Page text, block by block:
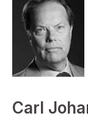
Carl